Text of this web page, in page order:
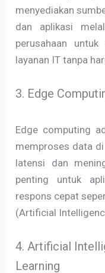
menyediakan
dan aplikasi
perusahaan
layanan IT tanpa
3. Edge
Edge computing
memproses data
latensi dan
penting untuk
respons cepat
(Artificial
4. Artificial
Learning